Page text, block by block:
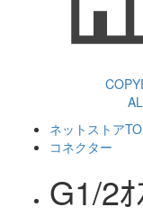
ネットストア
コネクター
G1/2ｵ